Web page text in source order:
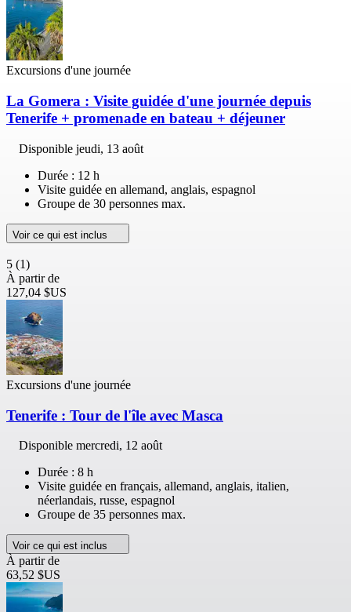
Excursions d'une journée
La Gomera : Visite guidée d'une journée depuis
Tenerife + promenade en bateau + déjeuner
Disponible jeudi, 13 août
Durée : 12 h
Visite guidée en allemand, anglais, espagnol
Groupe de 30 personnes max.
Voir ce qui est inclus
5 (1)
À partir de
127,04 $US
Excursions d'une journée
Tenerife : Tour de l'île avec Masca
Disponible mercredi, 12 août
Durée : 8 h
Visite guidée en français, allemand, anglais, italien,
néerlandais, russe, espagnol
Groupe de 35 personnes max.
Voir ce qui est inclus
À partir de
63,52 $US